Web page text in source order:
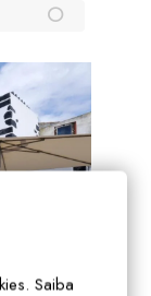
Saiba